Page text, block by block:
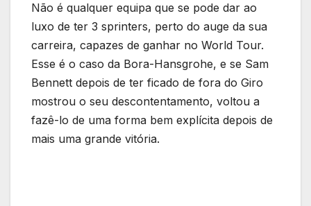
Não é qualquer equipa que se pode dar ao
luxo de ter 3 sprinters, perto do auge da sua
carreira, capazes de ganhar no World Tour.
Esse é o caso da Bora-Hansgrohe, e se Sam
Bennett depois de ter ficado de fora do Giro
mostrou o seu descontentamento, voltou a
fazê-lo de uma forma bem explícita depois de
mais uma grande vitória.